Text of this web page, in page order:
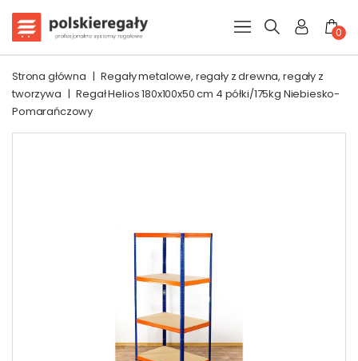
0
Strona główna | Regały metalowe, regały z drewna, regały z
tworzywa | Regał Helios 180x100x50 cm 4 półki/175kg Niebiesko-
Pomarańczowy